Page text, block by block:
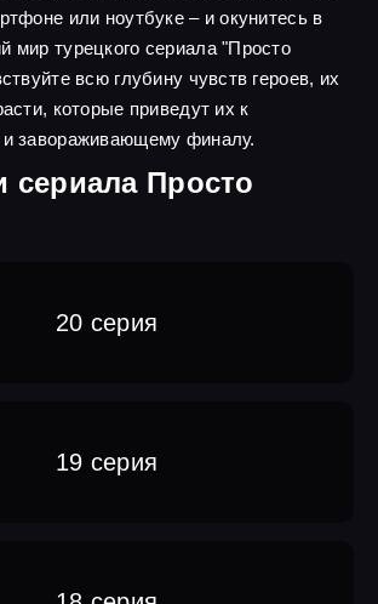
или ноутбуке – и окунитесь в
мир турецкого сериала "Просто
всю глубину чувств героев, их
которые приведут их к
завораживающему финалу.
сериала Просто
20 серия
19 серия